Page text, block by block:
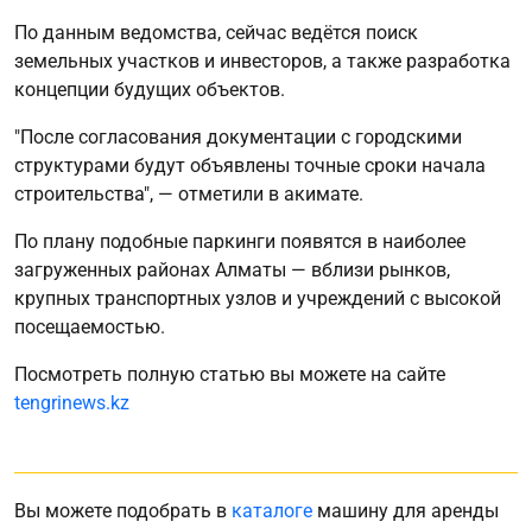
По данным ведомства, сейчас ведётся поиск
земельных участков и инвесторов, а также разработка
концепции будущих объектов.
"После согласования документации с городскими
структурами будут объявлены точные сроки начала
строительства", — отметили в акимате.
По плану подобные паркинги появятся в наиболее
загруженных районах Алматы — вблизи рынков,
крупных транспортных узлов и учреждений с высокой
посещаемостью.
Посмотреть полную статью вы можете на сайте
tengrinews.kz
Вы можете подобрать в каталоге машину для аренды